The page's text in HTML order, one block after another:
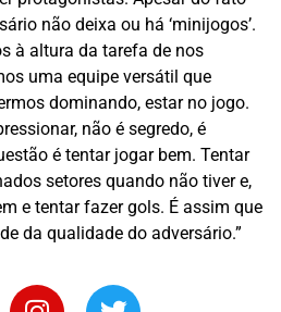
não deixa ou há ‘minijogos’.
à altura da tarefa de nos
uma equipe versátil que
dominando, estar no jogo.
não é segredo, é
é tentar jogar bem. Tentar
setores quando não tiver e,
e tentar fazer gols. É assim que
da qualidade do adversário.”